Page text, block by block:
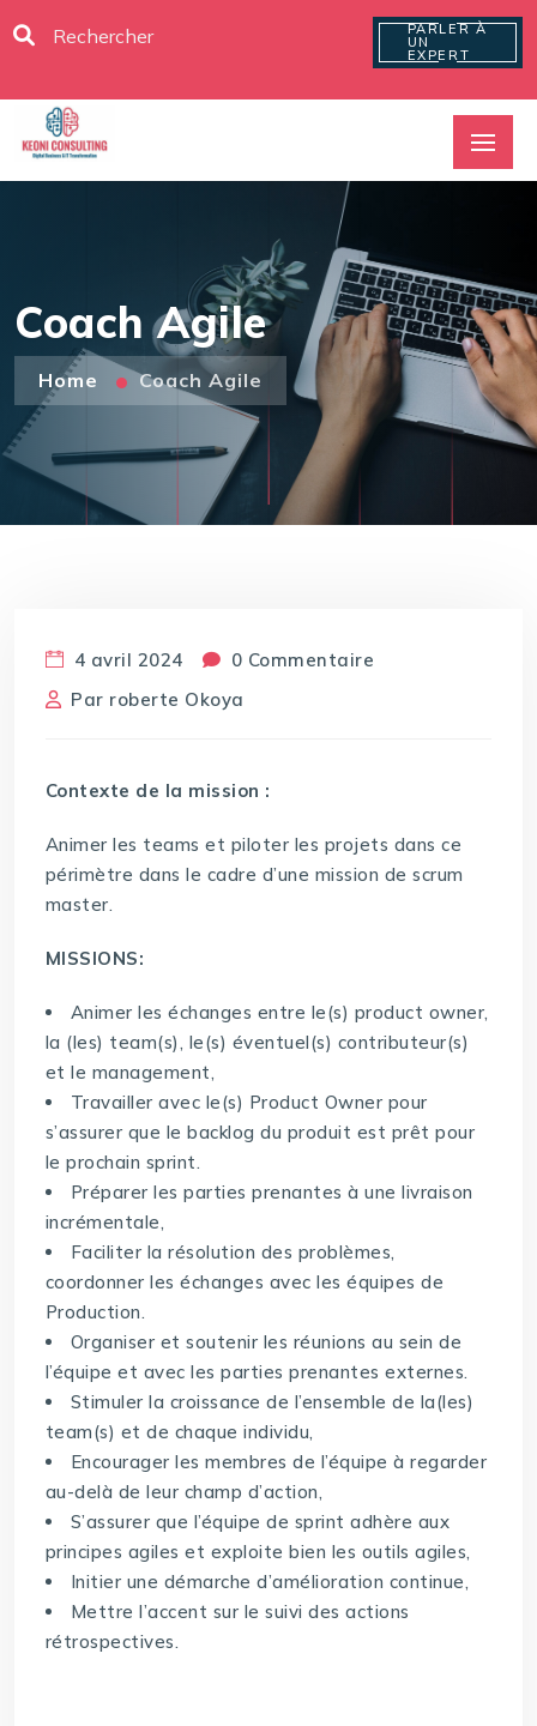
PARLER À
UN
EXPERT
Coach Agile
Home Coach Agile
4 avril 2024
0 Commentaire
Par roberte Okoya
Contexte de la mission :
Animer les teams et piloter les projets dans ce
périmètre dans le cadre d’une mission de scrum
master.
MISSIONS:
Animer les échanges entre le(s) product owner,
la (les) team(s), le(s) éventuel(s) contributeur(s)
et le management,
Travailler avec le(s) Product Owner pour
s’assurer que le backlog du produit est prêt pour
le prochain sprint.
Préparer les parties prenantes à une livraison
incrémentale,
Faciliter la résolution des problèmes,
coordonner les échanges avec les équipes de
Production.
Organiser et soutenir les réunions au sein de
l’équipe et avec les parties prenantes externes.
Stimuler la croissance de l’ensemble de la(les)
team(s) et de chaque individu,
Encourager les membres de l’équipe à regarder
au-delà de leur champ d’action,
S’assurer que l’équipe de sprint adhère aux
principes agiles et exploite bien les outils agiles,
Initier une démarche d’amélioration continue,
Mettre l’accent sur le suivi des actions
rétrospectives.